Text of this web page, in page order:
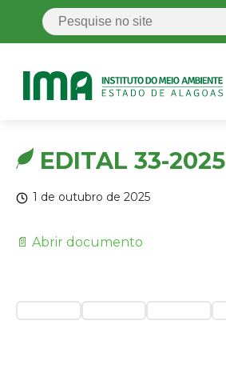
EDITAL 33-2025
1 de outubro de 2025
📄 Abrir documento